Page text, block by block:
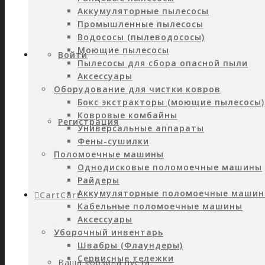
Войти
Регистрация
CartCart0
Ваша корзина пуста.
Аккумуляторные пылесосы
Промышленные пылесосы
Водососы (пылеводососы)
Моющие пылесосы
Пылесосы для сбора опасной пыли
Аксессуары
Оборудование для чистки ковров
Бокс экстракторы (моющие пылесосы)
Ковровые комбайны
Универсальные аппараты
Фены-сушилки
Поломоечные машины
Однодисковые поломоечные машины
Райдеры
Аккумуляторные поломоечные
Кабельные поломоечные машины
Аксессуары
Уборочный инвентарь
Швабры (Флаундеры)
Сервисные тележки